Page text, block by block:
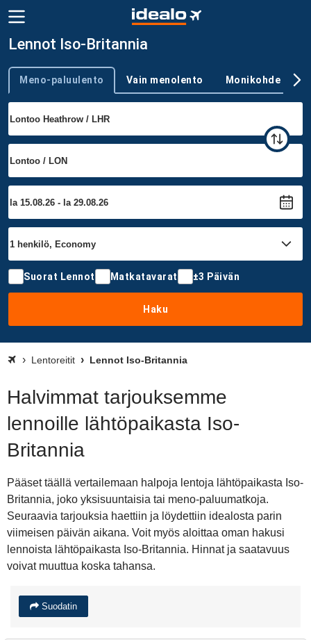
Lennot Iso-Britannia
Trip type
Meno-paluulento Vain menolento Monikohde
Suorat Lennot Matkatavarat ±3 Päivän
Haku
Lentoreitit Lennot Iso-Britannia
Halvimmat tarjouksemme
lennoille lähtöpaikasta Iso-
Britannia
Pääset täällä vertailemaan halpoja lentoja lähtöpaikasta Iso-
Britannia, joko yksisuuntaisia tai meno-paluumatkoja.
Seuraavia tarjouksia haettiin ja löydettiin idealosta parin
viimeisen päivän aikana. Voit myös aloittaa oman hakusi
lennoista lähtöpaikasta Iso-Britannia. Hinnat ja saatavuus
voivat muuttua koska tahansa.
Suodatin